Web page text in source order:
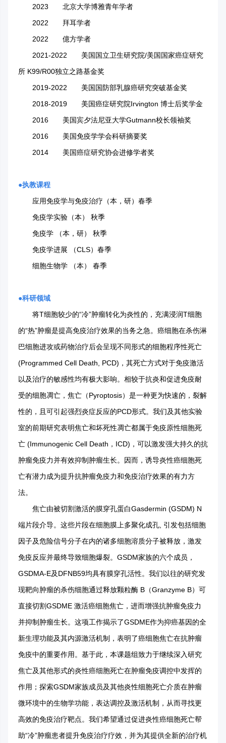
2023 北京大学博雅青年学者
2022 拜耳学者
2022 億方学者
2021-2022 美国国立卫生研究院/美国国家癌症研究
所 K99/R00独立之路基金奖
2019-2022 美国国防部乳腺癌研究突破基金奖
2018-2019 美国癌症研究院Irvington 博士后奖学金
2016 美国宾夕法尼亚大学Gutmann校长领袖奖
2016 美国免疫学学会科研摘要奖
2014 美国癌症研究协会进修学者奖
●执教课程
应用免疫学与免疫治疗（本，研）春季
免疫学实验（本） 秋季
免疫学 （本，研） 秋季
免疫学进展 （CLS）春季
细胞生物学 （本） 春季
●科研领域
将T细胞较少的“冷”肿瘤转化为炎性的，充满浸润T细胞
的“热”肿瘤是提高免疫治疗效果的当务之急。癌细胞在杀伤淋
巴细胞进攻或药物治疗后会呈现不同形式的细胞程序性死亡
(Programmed Cell Death, PCD)，其死亡方式对于免疫激活
以及治疗的敏感性均有极大影响。相较于抗炎和促进免疫耐
受的细胞凋亡，焦亡（Pyroptosis）是一种更为快速的，裂解
性的，且可引起强烈炎症反应的PCD形式。我们及其他实验
室的前期研究表明焦亡和坏死性凋亡都属于免疫原性细胞死
亡 (Immunogenic Cell Death，ICD)，可以激发强大持久的抗
肿瘤免疫力并有效抑制肿瘤生长。因而，诱导炎性癌细胞死
亡有潜力成为提升抗肿瘤免疫力和免疫治疗效果的有力方
法。
焦亡由被切割激活的膜穿孔蛋白Gasdermin (GSDM) N
端片段介导。这些片段在细胞膜上多聚化成孔, 引发包括细胞
因子及危险信号分子在内的诸多细胞溶质分子被释放，激发
免疫反应并最终导致细胞爆裂。GSDM家族的六个成员，
GSDMA-E及DFNB59均具有膜穿孔活性。我们以往的研究发
现靶向肿瘤的杀伤细胞通过释放颗粒酶 B（Granzyme B）可
直接切割GSDME 激活癌细胞焦亡，进而增强抗肿瘤免疫力
并抑制肿瘤生长。这项工作揭示了GSDME作为抑癌基因的全
新生理功能及其内源激活机制，表明了癌细胞焦亡在抗肿瘤
免疫中的重要作用。基于此，本课题组致力于继续深入研究
焦亡及其他形式的炎性癌细胞死亡在肿瘤免疫调控中发挥的
作用；探索GSDM家族成员及其他炎性细胞死亡介质在肿瘤
微环境中的生物学功能，表达调控及激活机制，从而寻找更
高效的免疫治疗靶点。我们希望通过促进炎性癌细胞死亡帮
助“冷”肿瘤患者提升免疫治疗疗效，并为其提供全新的治疗机